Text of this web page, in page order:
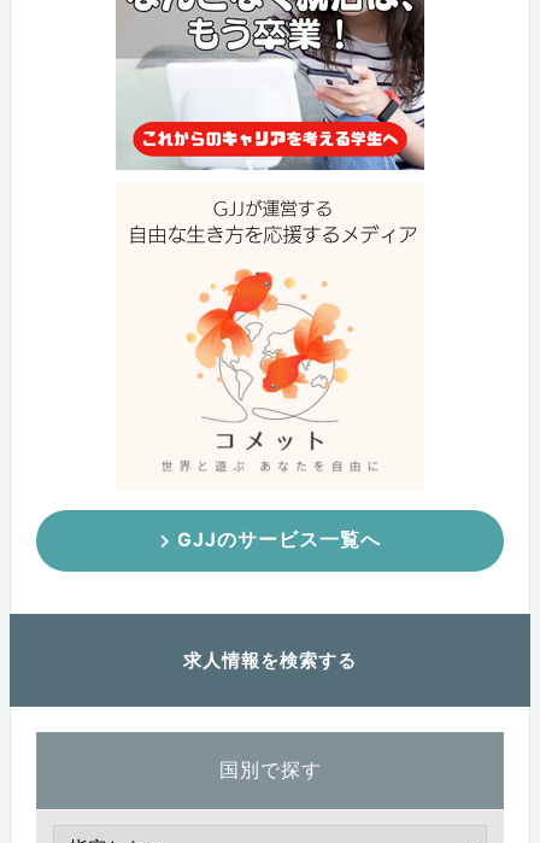
GJJのサービス一覧へ
求人情報を検索する
国別で探す